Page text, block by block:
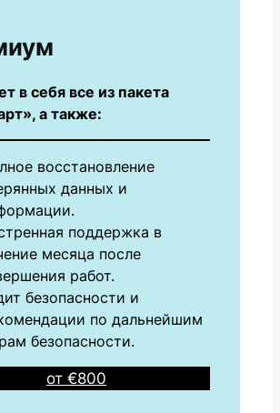
в себя все из пакета
а также:
восстановление
данных и
поддержка в
месяца после
работ.
безопасности и
по дальнейшим
безопасности.
от €800